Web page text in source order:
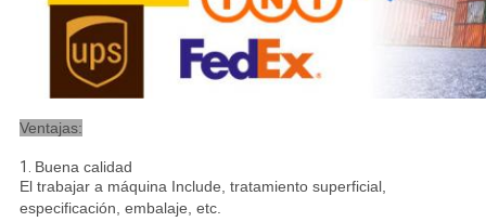
Ventajas:
1. Buena calidad
El trabajar a máquina Include, tratamiento superficial,
especificación, embalaje, etc.